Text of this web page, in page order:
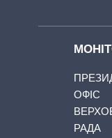
ОФІС
РАДА